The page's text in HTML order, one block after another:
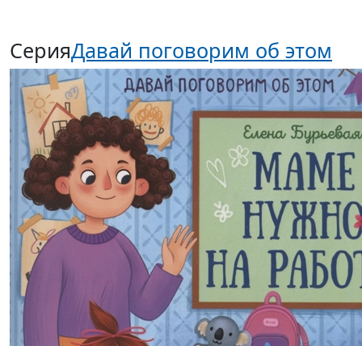
СерияДавай поговорим об этом